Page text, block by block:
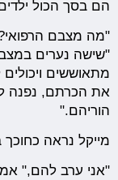
הם בסך הכול
"מה מצבם
"שישה נערים
מתאוששים
את הכרתם, נפנה
הוריהם."
מייקל נראה כחוכך
"אני ערב להם,"